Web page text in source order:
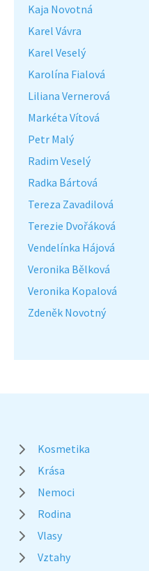
Kaja Novotná
Karel Vávra
Karel Veselý
Karolína Fialová
Liliana Vernerová
Markéta Vítová
Petr Malý
Radim Veselý
Radka Bártová
Tereza Zavadilová
Terezie Dvořáková
Vendelínka Hájová
Veronika Bělková
Veronika Kopalová
Zdeněk Novotný
Kosmetika
Krása
Nemoci
Rodina
Vlasy
Vztahy